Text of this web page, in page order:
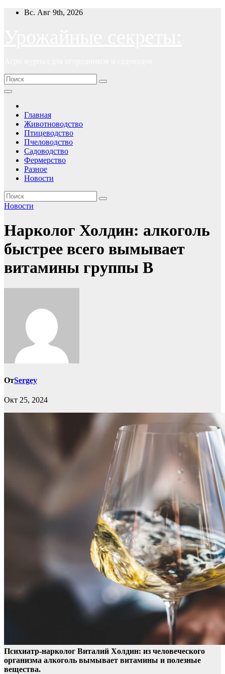
ПерейтиВс. Авг 9th, 2026
Главная
Животноводство
Птицеводство
Пчеловодство
Садоводство
Фермерство
Разное
Новости
Новости
Нарколог Холдин: алкоголь
быстрее всего вымывает
витамины группы B
ОтSergey
Окт 25, 2024
Психиатр-нарколог Виталий Холдин: из человеческого
организма алкоголь вымывает витамины и полезные
вещества.